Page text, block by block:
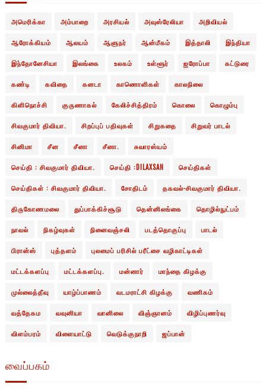
அமெரிக்கா அம்பாறை அரசியல் அவுஸ்ரேலியா அறிவியல்
ஆரோக்கியம் ஆலயம் ஆளுநர் ஆன்மீகம் இத்தாலி இந்தியா
இந்தோனேசியா இலங்கை உலகம் உள்ளூர் ஐரோப்பா கட்டுரை
கண்டி கவிதை கனடா காணொளிகள் காலநிலை
கிளிநொச்சி குருணாகல் கேலிச்சித்திரம் கொலை கொழும்பு
சிவகுமார் திவியா. சிறப்புப் பதிவுகள் சிறுகதை சிறுவர் பாடல்
சினிமா சீன சீனா சீனா. சுவாரஸ்யம்
செய்தி : சிவகுமார் திவியா. செய்தி :DILAXSAN செய்திகள்
செய்திகள் : சிவகுமார் திவியா. சோதிடம் தகவல்-சிவகுமார் திவியா.
திருகோணமலை துப்பாக்கிச்சூடு தென்னிலங்கை தொழில்நுட்பம்
நாவல் நிகழ்வுகள் நினைவஞ்சலி படத்தொகுப்பு பாடல்
பிரான்ஸ் புத்தளம் புலமைப் பரிசில் பரீட்சை வழிகாட்டிகள்
மட்டக்களப்பு மட்டக்களப்பு. மன்னார் மாந்தை கிழக்கு
முல்லைத்தீவு யாழ்ப்பாணம் வடமராட்சி கிழக்கு வணிகம்
வத்தேகம வவுனியா வானிலை விஞ்ஞானம் விழிப்புணர்வு
விளம்பரம் விளையாட்டு வெடுக்குநாறி ஜப்பான்
வைப்பகம்